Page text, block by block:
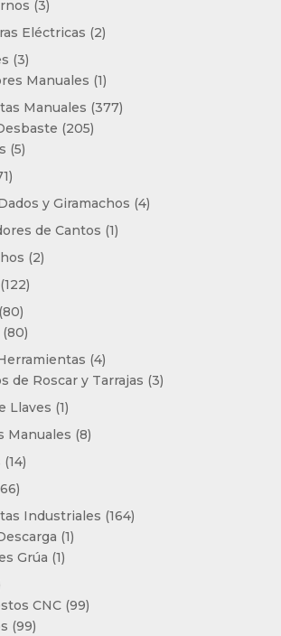
33
productos
Eléctricas 22
33
productos
Manuales 11
producto
Manuales 377377
205205
55
71
productosy Giramachos 44
de Cantos 11
22
122122
8080
productos
8080
productos
44
productos
de Roscar y Tarrajas 33
Llaves 11
producto
Manuales 88
1414
6666
productos
Industriales 164164
11
Grúa 11
CNC 9999
9999